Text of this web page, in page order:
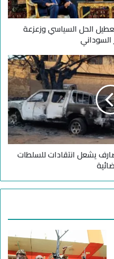
الحل السياسي وزعزعة
السوداني
يشعل انتقادات للسلطات